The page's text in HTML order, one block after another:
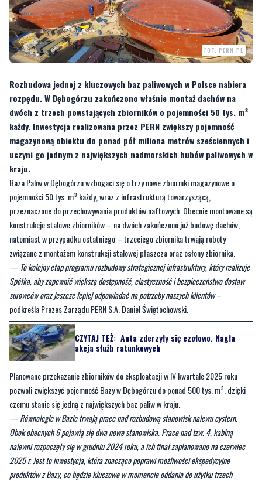
FOT. PERN.PL
Rozbudowa jednej z kluczowych baz paliwowych w Polsce nabiera
rozpędu. W Dębogórzu zakończono właśnie montaż dachów na
każdy. Inwestycja realizowana przez PERN zwiększy pojemność
magazynową obiektu do ponad pół miliona metrów sześciennych i
uczyni go jednym z największych nadmorskich hubów paliwowych w
kraju.
Baza Paliw w Dębogórzu wzbogaci się o trzy nowe zbiorniki magazynowe o
pojemności 50 tys. m³ każdy, wraz z infrastrukturą towarzyszącą,
przeznaczone do przechowywania produktów naftowych. Obecnie montowane są
konstrukcje stalowe zbiorników – na dwóch zakończono już budowę dachów,
natomiast w przypadku ostatniego – trzeciego zbiornika trwają roboty
związane z montażem konstrukcji stalowej płaszcza oraz osłony zbiornika.
—To kolejny etap programu rozbudowy strategicznej infrastruktury, który realizuje
Spółka, aby zapewnić większą dostępność, elastyczność i bezpieczeństwo dostaw
surowców oraz jeszcze lepiej odpowiadać na potrzeby naszych klientów–
podkreśla Prezes Zarządu PERN S.A. Daniel Świętochowski.
CZYTAJ TEŻ:Auta zderzyły się czołowo. Nagła
akcja służb ratunkowych
Planowane przekazanie zbiorników do eksploatacji w IV kwartale 2025 roku
pozwoli zwiększyć pojemność Bazy w Dębogórzu do ponad 500 tys. m³, dzięki
czemu stanie się jedną z największych baz paliw w kraju.
—Równolegle w Bazie trwają prace nad rozbudową stanowisk nalewu cystern.
Obok obecnych 6 pojawią się dwa nowe stanowiska. Prace nad tzw. 4. kabiną
nalewni rozpoczęły się w grudniu 2024 roku, a ich finał zaplanowano na czerwiec
2025 r. Jest to inwestycja, która znacząco poprawi możliwości ekspedycyjne
produktów z Bazy, co będzie kluczowe w momencie oddania do użytku trzech
nowych zbiorników magazynowych– informuje inwestor.
Byliście świadkami zdarzenia w naszym regionie? Chcecie aby
nasza redakcja zajęła się jakimś tematem? Czekamy na Wasze